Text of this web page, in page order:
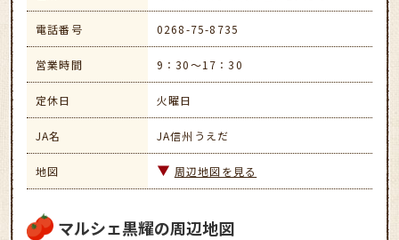
電話番号 0268-75-8735
営業時間 9：30～17：30
定休日 火曜日
JA名 JA信州うえだ
地図 周辺地図を見る
マルシェ黒耀の周辺地図